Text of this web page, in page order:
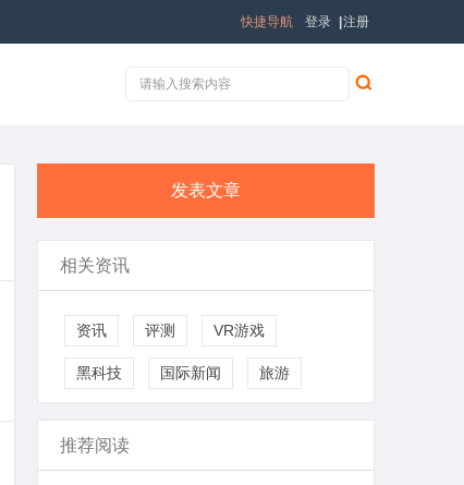
登录 注册
快捷导航
发表文章
相关资讯
资讯 评测 VR游戏
黑科技 国际新闻 旅游
推荐阅读